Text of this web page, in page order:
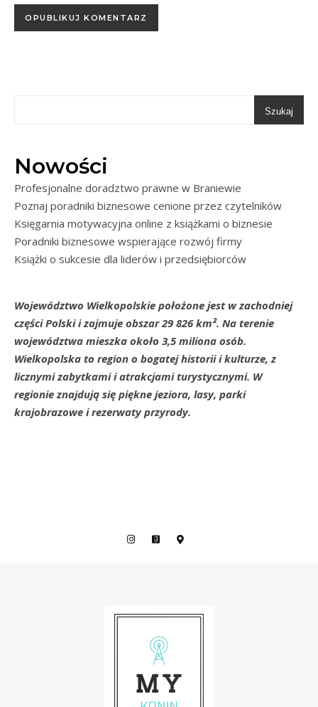
Szukaj
Nowości
Profesjonalne doradztwo prawne w Braniewie
Poznaj poradniki biznesowe cenione przez czytelników
Księgarnia motywacyjna online z książkami o biznesie
Poradniki biznesowe wspierające rozwój firmy
Książki o sukcesie dla liderów i przedsiębiorców
Województwo Wielkopolskie położone jest w zachodniej
części Polski i zajmuje obszar 29 826 km². Na terenie
województwa mieszka około 3,5 miliona osób.
Wielkopolska to region o bogatej historii i kulturze, z
licznymi zabytkami i atrakcjami turystycznymi. W
regionie znajdują się piękne jeziora, lasy, parki
krajobrazowe i rezerwaty przyrody.